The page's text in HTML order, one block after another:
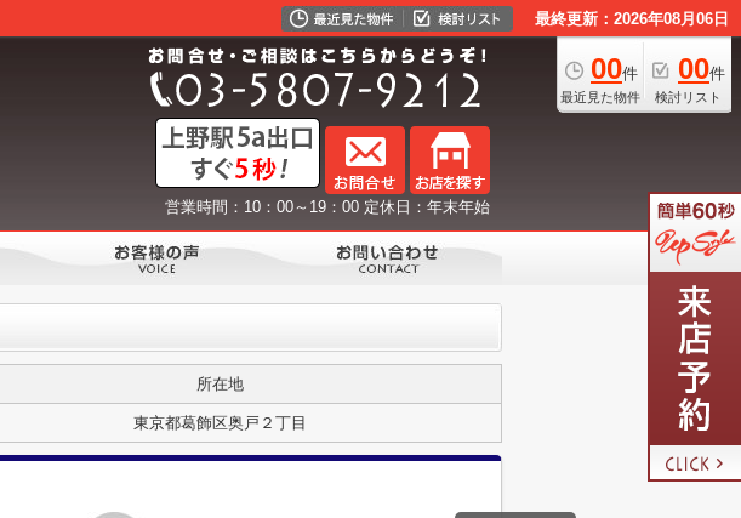
最終更新：2026年08月06日
00件
最近見た物件
00件
検討リスト
営業時間：10：00～19：00 定休日：年末年始
所在地
東京都葛飾区奥戸２丁目